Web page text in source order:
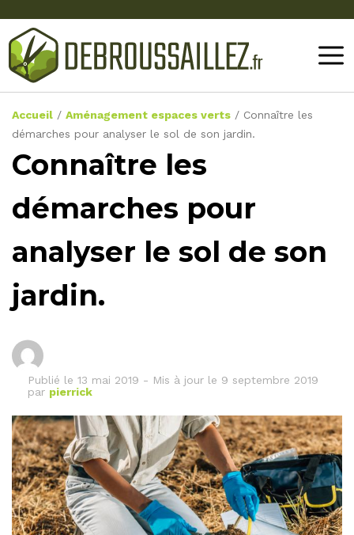
Accueil / Aménagement espaces verts / Connaître les
démarches pour analyser le sol de son jardin.
Connaître les
démarches pour
analyser le sol de son
jardin.
Publié le 13 mai 2019 - Mis à jour le 9 septembre 2019
par pierrick